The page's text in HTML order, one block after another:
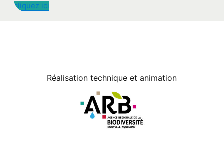
cliquez ici
Réalisation technique et animation